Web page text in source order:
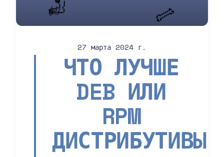
27 марта 2024 г.
ЧТО ЛУЧШЕ
DEB ИЛИ
RPM
ДИСТРИБУТИВЫ